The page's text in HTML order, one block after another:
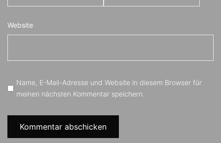
Website
Name, E-Mail-Adresse und Website in diesem Browser für
meinen nächsten Kommentar speichern.